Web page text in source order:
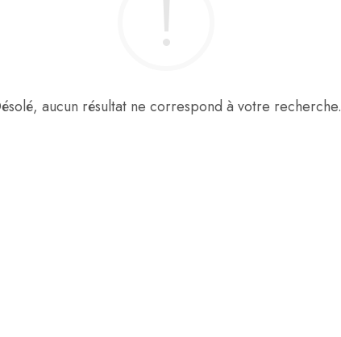
aucun résultat ne correspond à votre recherche.